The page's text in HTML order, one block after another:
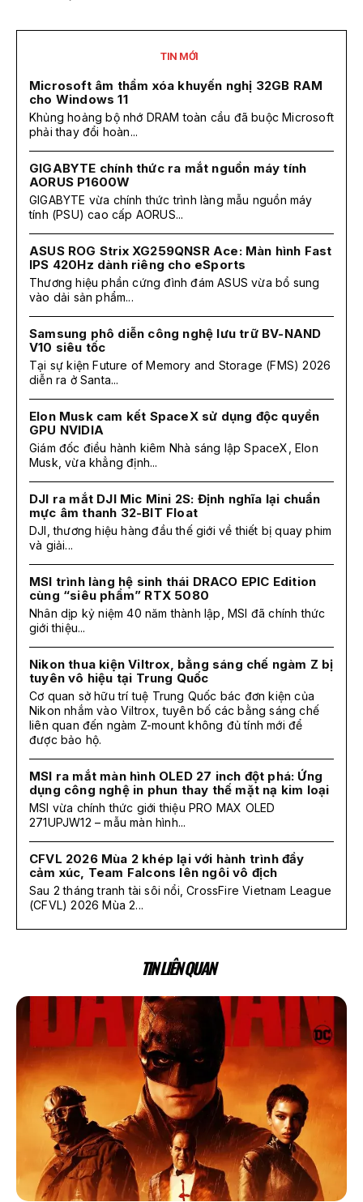
TIN MỚI
Microsoft âm thầm xóa khuyến nghị 32GB RAM
cho Windows 11
Khủng hoảng bộ nhớ DRAM toàn cầu đã buộc Microsoft
phải thay đổi hoàn...
GIGABYTE chính thức ra mắt nguồn máy tính
AORUS P1600W
GIGABYTE vừa chính thức trình làng mẫu nguồn máy
tính (PSU) cao cấp AORUS...
ASUS ROG Strix XG259QNSR Ace: Màn hình Fast
IPS 420Hz dành riêng cho eSports
Thương hiệu phần cứng đình đám ASUS vừa bổ sung
vào dải sản phẩm...
Samsung phô diễn công nghệ lưu trữ BV-NAND
V10 siêu tốc
Tại sự kiện Future of Memory and Storage (FMS) 2026
diễn ra ở Santa...
Elon Musk cam kết SpaceX sử dụng độc quyền
GPU NVIDIA
Giám đốc điều hành kiêm Nhà sáng lập SpaceX, Elon
Musk, vừa khẳng định...
DJI ra mắt DJI Mic Mini 2S: Định nghĩa lại chuẩn
mực âm thanh 32-BIT Float
DJI, thương hiệu hàng đầu thế giới về thiết bị quay phim
và giải...
MSI trình làng hệ sinh thái DRACO EPIC Edition
cùng “siêu phẩm” RTX 5080
Nhân dịp kỷ niệm 40 năm thành lập, MSI đã chính thức
giới thiệu...
Nikon thua kiện Viltrox, bằng sáng chế ngàm Z bị
tuyên vô hiệu tại Trung Quốc
Cơ quan sở hữu trí tuệ Trung Quốc bác đơn kiện của
Nikon nhắm vào Viltrox, tuyên bố các bằng sáng chế
liên quan đến ngàm Z-mount không đủ tính mới để
được bảo hộ.
MSI ra mắt màn hình OLED 27 inch đột phá: Ứng
dụng công nghệ in phun thay thế mặt nạ kim loại
MSI vừa chính thức giới thiệu PRO MAX OLED
271UPJW12 – mẫu màn hình...
CFVL 2026 Mùa 2 khép lại với hành trình đầy
cảm xúc, Team Falcons lên ngôi vô địch
Sau 2 tháng tranh tài sôi nổi, CrossFire Vietnam League
(CFVL) 2026 Mùa 2...
TIN LIÊN QUAN